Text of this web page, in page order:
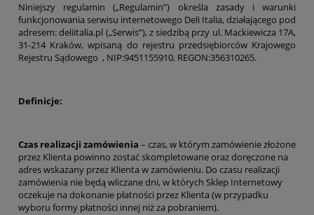
Niniejszy regulamin („Regulamin”) określa zasady i warunki
funkcjonowania serwisu internetowego Deli Italia, działającego pod
adresem: deliitalia.pl („Serwis”), z siedzibą przy ul. Mackiewicza 17A,
31-214 Kraków, wpisaną do rejestru przedsiębiorców Krajowego
Rejestru Sądowego , NIP:9451155910, REGON:356310265.
Definicje:
Czas realizacji zamówienia – czas, w którym zamówienie złożone
przez Klienta powinno zostać skompletowane oraz doręczone na
adres wskazany przez Klienta w zamówieniu. Do czasu realizacji
zamówienia nie będą wliczane dni, w których Sklep Internetowy
oczekuje na dokonanie płatności przez Klienta (w przypadku
wyboru formy płatności innej niż za pobraniem).